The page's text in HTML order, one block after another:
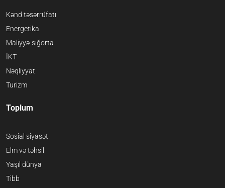
Kənd təsərrüfatı
Energetika
Maliyyə-sığorta
İKT
Nəqliyyat
Turizm
Toplum
Sosial siyasət
Elm və təhsil
Yaşıl dünya
Tibb